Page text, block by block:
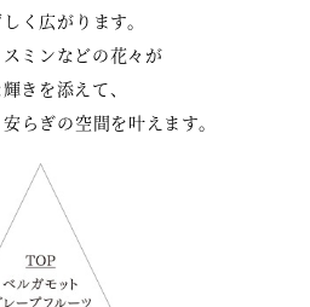
く広がります。
ミンなどの花々が
きを添えて、
らぎの空間を叶えます。